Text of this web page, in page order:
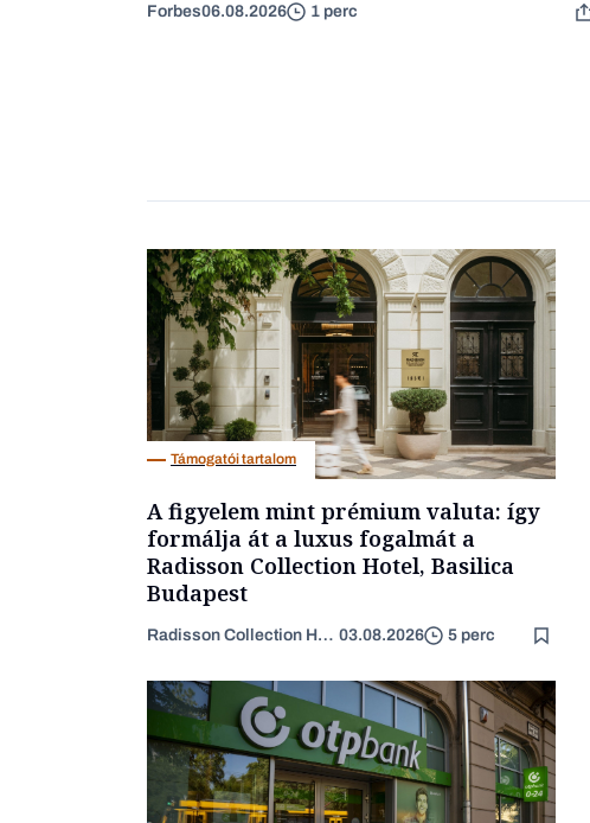
Forbes06.08.2026 1 perc
Támogatói tartalom
A figyelem mint prémium valuta: így
formálja át a luxus fogalmát a
Radisson Collection Hotel, Basilica
Budapest
Radisson Collection Hotel 03.08.2026 5 perc